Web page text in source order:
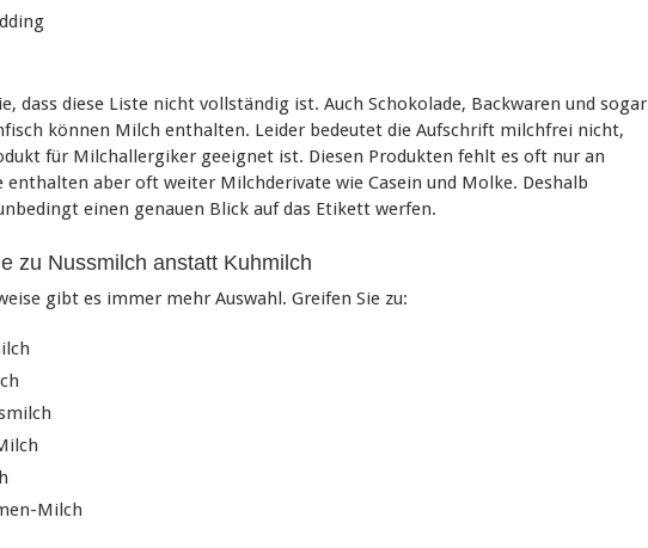
dass diese Liste nicht vollständig ist. Auch Schokolade, Backwaren und sogar
können Milch enthalten. Leider bedeutet die Aufschrift milchfrei nicht,
für Milchallergiker geeignet ist. Diesen Produkten fehlt es oft nur an
enthalten aber oft weiter Milchderivate wie Casein und Molke. Deshalb
einen genauen Blick auf das Etikett werfen.
zu Nussmilch anstatt Kuhmilch
gibt es immer mehr Auswahl. Greifen Sie zu:
Milch